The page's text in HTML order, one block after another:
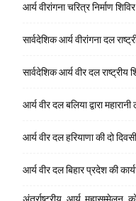
आर्य वीरांगना चरित्र निर्माण
सार्वदेशिक आर्य वीरांगना दल
सार्वदेशिक आर्य वीर दल
आर्य वीर दल बलिया द्वारा
आर्य वीर दल हरियाणा की दो
आर्य वीर दल बिहार प्रदेश की
अंतर्राष्ट्रीय आर्य